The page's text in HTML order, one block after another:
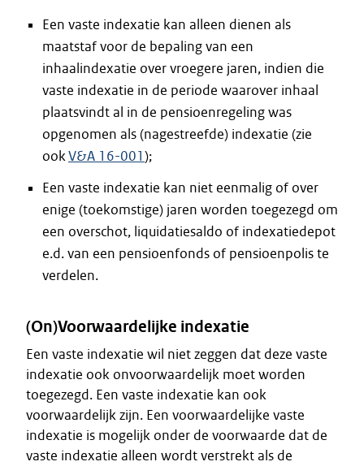
Een vaste indexatie kan alleen dienen als
maatstaf voor de bepaling van een
inhaalindexatie over vroegere jaren, indien die
vaste indexatie in de periode waarover inhaal
plaatsvindt al in de pensioenregeling was
opgenomen als (nagestreefde) indexatie (zie
ookV&A 16-001);
Een vaste indexatie kan niet eenmalig of over
enige (toekomstige) jaren worden toegezegd om
een overschot, liquidatiesaldo of indexatiedepot
e.d. van een pensioenfonds of pensioenpolis te
verdelen.
(On)Voorwaardelijke indexatie
Een vaste indexatie wil niet zeggen dat deze vaste
indexatie ook onvoorwaardelijk moet worden
toegezegd. Een vaste indexatie kan ook
voorwaardelijk zijn. Een voorwaardelijke vaste
indexatie is mogelijk onder de voorwaarde dat de
vaste indexatie alleen wordt verstrekt als de